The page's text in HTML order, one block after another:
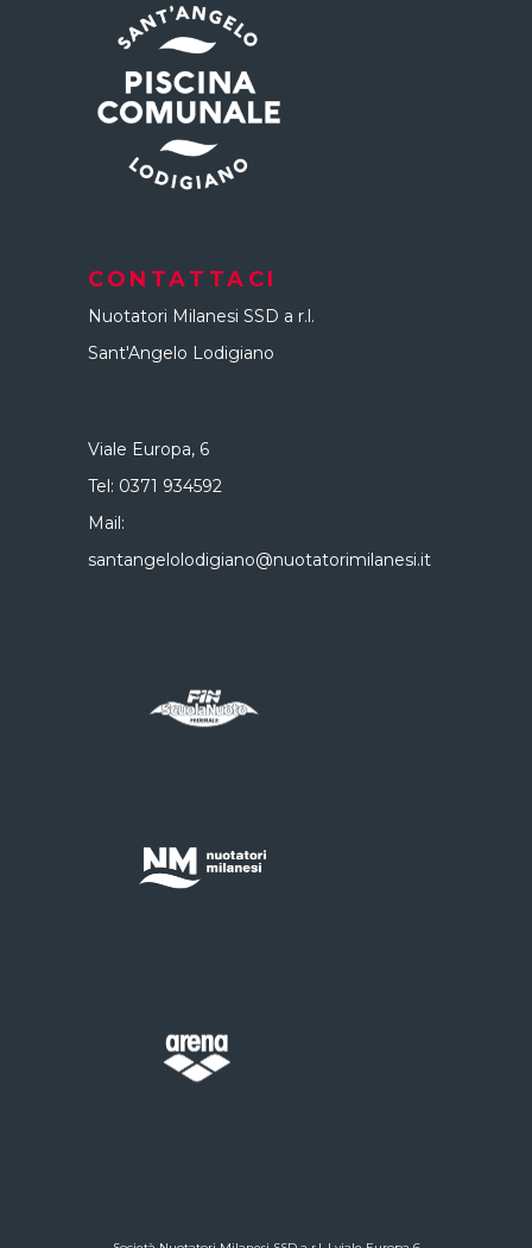
CONTATTACI
Nuotatori Milanesi SSD a r.l.
Sant'Angelo Lodigiano
Viale Europa, 6
Tel: 0371 934592
Mail:
santangelolodigiano@nuotatorimilanesi.it